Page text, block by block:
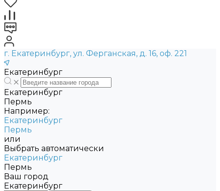
г. Екатеринбург, ул. Ферганская, д. 16, оф. 221
Екатеринбург
Екатеринбург
Пермь
Например:
Екатеринбург
Пермь
или
Выбрать автоматически
Екатеринбург
Пермь
Ваш город
Екатеринбург